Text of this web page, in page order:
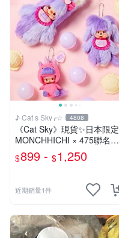
♪ Cat s Sky╭☆ 4808
《Cat Sky》現貨✨️日本限定
MONCHHICHI × 475聯名款
夢奇奇
$899 - $1,250
近期銷量1件